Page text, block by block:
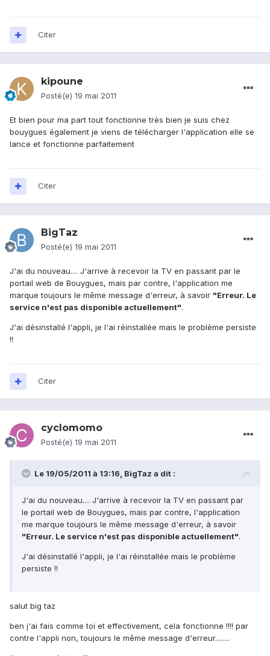
Citer
kipoune
Posté(e) 19 mai 2011
Et bien pour ma part tout fonctionne très bien je suis chez
bouygues également je viens de télécharger l'application elle se
lance et fonctionne parfaitement
Citer
BigTaz
Posté(e) 19 mai 2011
J'ai du nouveau.... J'arrive à recevoir la TV en passant par le
portail web de Bouygues, mais par contre, l'application me
marque toujours le même message d'erreur, à savoir "Erreur. Le
service n'est pas disponible actuellement".
J'ai désinstallé l'appli, je l'ai réinstallée mais le problème persiste
!!
Citer
cyclomomo
Posté(e) 19 mai 2011
Le 19/05/2011 à 13:16, BigTaz a dit :
J'ai du nouveau.... J'arrive à recevoir la TV en passant par
le portail web de Bouygues, mais par contre, l'application
me marque toujours le même message d'erreur, à savoir
"Erreur. Le service n'est pas disponible actuellement".
J'ai désinstallé l'appli, je l'ai réinstallée mais le problème
persiste !!
salut big taz
ben j'ai fais comme toi et effectivement, cela fonctionne !!!! par
contre l'appli non, toujours le même message d'erreur........